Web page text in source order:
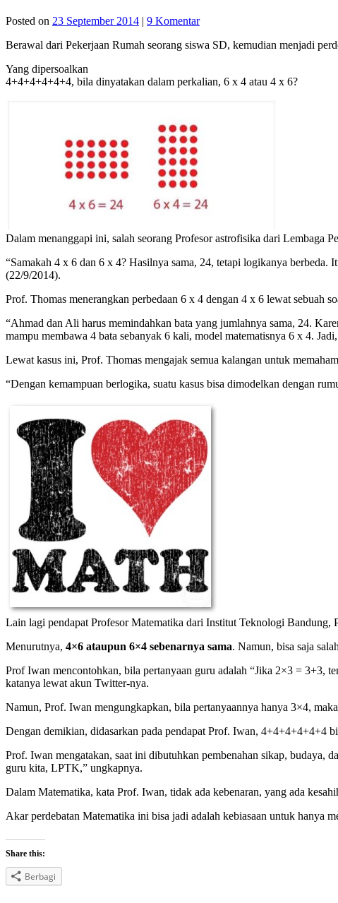
Posted on 23 September 2014 | 9 Komentar
Berawal dari Pekerjaan Rumah seorang siswa SD, kemudian menjadi
Yang dipersoalkan
4+4+4+4+4+4, bila dinyatakan dalam perkalian, 6 x 4 atau 4 x 6?
Dalam menanggapi ini, salah seorang Profesor astrofisika dari Lembaga
“Samakah 4 x 6 dan 6 x 4? Hasilnya sama, 24, tetapi logikanya berbeda.
(22/9/2014).
Prof. Thomas menerangkan perbedaan 6 x 4 dengan 4 x 6 lewat sebuah
“Ahmad dan Ali harus memindahkan bata yang jumlahnya sama, 24.
mampu membawa 4 bata sebanyak 6 kali, model matematisnya 6 x 4.
Lewat kasus ini, Prof. Thomas mengajak semua kalangan untuk
“Dengan kemampuan berlogika, suatu kasus bisa dimodelkan dengan
Lain lagi pendapat Profesor Matematika dari Institut Teknologi
Menurutnya, 4×6 ataupun 6×4 sebenarnya sama. Namun, bisa saja
Prof Iwan mencontohkan, bila pertanyaan guru adalah “Jika 2×3 = 3+3,
katanya lewat akun Twitter-nya.
Namun, Prof. Iwan mengungkapkan, bila pertanyaannya hanya 3×4,
Dengan demikian, didasarkan pada pendapat Prof. Iwan, 4+4+4+4+4+4
Prof. Iwan mengatakan, saat ini dibutuhkan pembenahan sikap, budaya,
guru kita, LPTK,” ungkapnya.
Dalam Matematika, kata Prof. Iwan, tidak ada kebenaran, yang ada
Akar perdebatan Matematika ini bisa jadi adalah kebiasaan untuk hanya
Share this:
Berbagi